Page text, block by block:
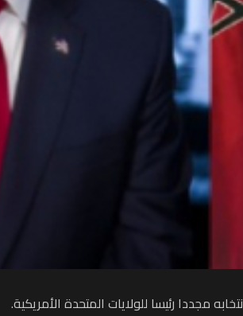
مجددا رئيسا للولايات المتحدة الأمريكية.